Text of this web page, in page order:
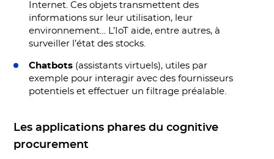
Internet. Ces objets transmettent des
informations sur leur utilisation, leur
environnement… L’IoT aide, entre autres, à
surveiller l’état des stocks.
Chatbots (assistants virtuels), utiles par
exemple pour interagir avec des fournisseurs
potentiels et effectuer un filtrage préalable.
Les applications phares du cognitive
procurement